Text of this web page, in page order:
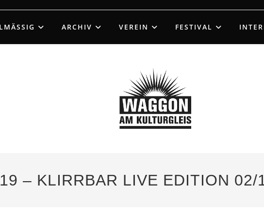
ARCHIV VEREIN FESTIVAL
– KLIRRBAR LIVE EDITION 02/